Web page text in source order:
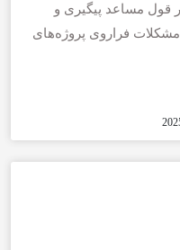
قول مساعد پیگیری و
فراروی پروژه‌های